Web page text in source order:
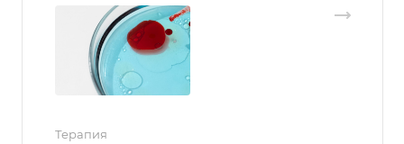
Терапия